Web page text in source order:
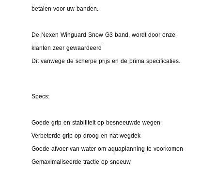
betalen voor uw banden.
De Nexen Winguard Snow G3 band, wordt door onze
klanten zeer gewaardeerd
Dit vanwege de scherpe prijs en de prima specificaties.
Specs:
Goede grip en stabiliteit op besneeuwde wegen
Verbeterde grip op droog en nat wegdek
Goede afvoer van water om aquaplanning te voorkomen
Gemaximaliseerde tractie op sneeuw